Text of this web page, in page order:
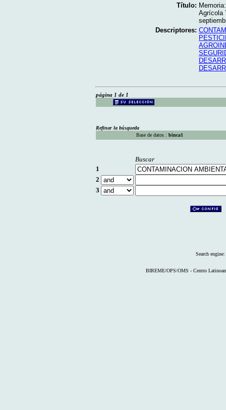
Título:
Agrícola
Descriptores:
página 1 de 1
Refinar la búsqueda
Base de datos : binca1
Buscar
1
2
3
Search engine:
BIREME/OPS/OMS - Centro